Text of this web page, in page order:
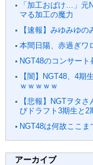
「加工おばけ…」元
マる加工の魔力
【速報】みゆみゆの
本間日陽、赤過ぎワ
NGT48のコンサー
【闇】NGT48、4期
ｗｗｗｗｗ
【悲報】NGTヲタ
びドラフト3期生と2
NGT48は何故ここま
アーカイブ